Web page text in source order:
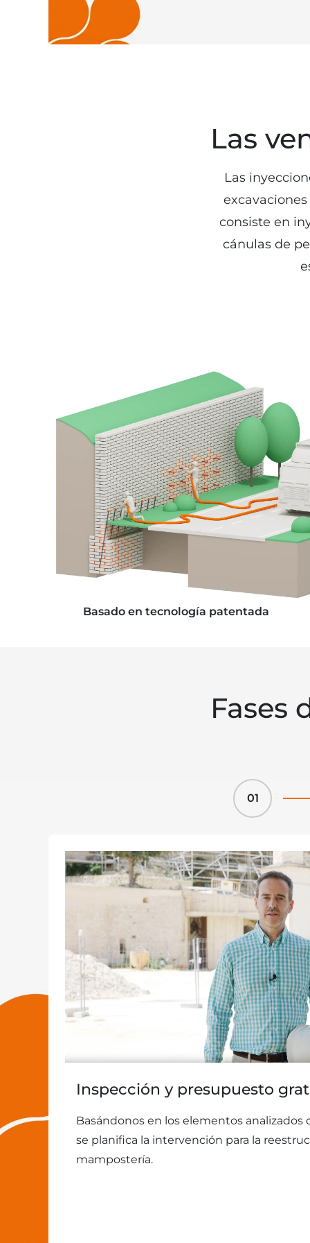
Las
Las
consiste en
cánulas de
Basado en tecnología patentada
Fases
01
Inspección y presupuesto
Basándonos en los elementos analizados
se planifica la intervención para la
mampostería.